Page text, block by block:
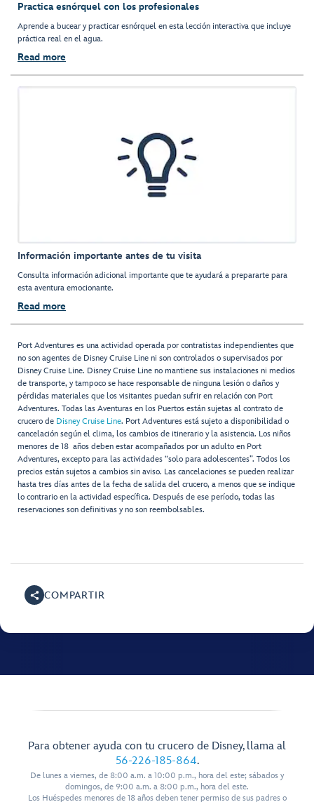
Practica esnórquel con los profesionales
Aprende a bucear y practicar esnórquel en esta lección interactiva que incluye
práctica real en el agua.
Read more
Información importante antes de tu visita
Consulta información adicional importante que te ayudará a prepararte para
esta aventura emocionante.
Read more
Port Adventures es una actividad operada por contratistas independientes que
no son agentes de Disney Cruise Line ni son controlados o supervisados por
Disney Cruise Line. Disney Cruise Line no mantiene sus instalaciones ni medios
de transporte, y tampoco se hace responsable de ninguna lesión o daños y
pérdidas materiales que los visitantes puedan sufrir en relación con Port
Adventures. Todas las Aventuras en los Puertos están sujetas al contrato de
crucero de Disney Cruise Line. Port Adventures está sujeto a disponibilidad o
cancelación según el clima, los cambios de itinerario y la asistencia. Los niños
menores de 18 años deben estar acompañados por un adulto en Port
Adventures, excepto para las actividades “solo para adolescentes”. Todos los
precios están sujetos a cambios sin aviso. Las cancelaciones se pueden realizar
hasta tres días antes de la fecha de salida del crucero, a menos que se indique
lo contrario en la actividad específica. Después de ese período, todas las
reservaciones son definitivas y no son reembolsables.
COMPARTIR
Para obtener ayuda con tu crucero de Disney, llama al
56-226-185-864.
De lunes a viernes, de 8:00 a.m. a 10:00 p.m., hora del este; sábados y
domingos, de 9:00 a.m. a 8:00 p.m., hora del este.
Los Huéspedes menores de 18 años deben tener permiso de sus padres o